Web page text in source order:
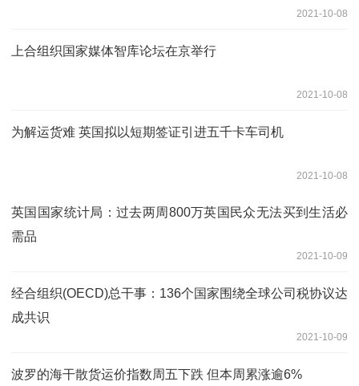
2021-10-08
上合组织国家媒体智库论坛在京举行
2021-10-08
为解运货难 英国拟以短期签证引进五千卡车司机
2021-10-08
英国国家统计局：过去两周800万英国民众无法买到生活必
需品
2021-10-09
经合组织(OECD)总干事：136个国家围绕全球公司税协议达
成共识
2021-10-09
波罗的海干散货运价指数周五下跌 但本周累涨逾6%